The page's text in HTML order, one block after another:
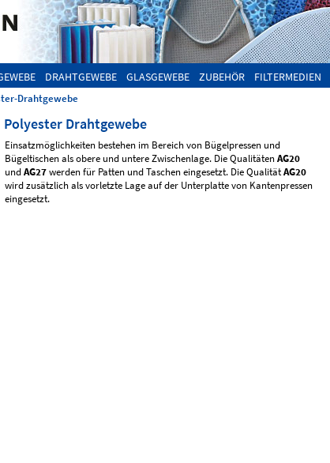
DRAHTGEWEBE GLASGEWEBE ZUBEHÖR FILTERMEDIEN
Drahtgewebe
Polyester Drahtgewebe
Einsatzmöglichkeiten bestehen im Bereich von Bügelpressen und
Bügeltischen als obere und untere Zwischenlage. Die QualitätenAG20
undAG27werden für Patten und Taschen eingesetzt. Die QualitätAG20
wird zusätzlich als vorletzte Lage auf der Unterplatte von Kantenpressen
eingesetzt.